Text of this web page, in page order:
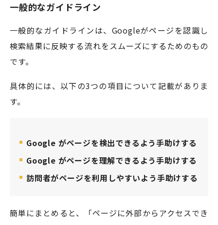
一般的なガイドライン
一般的なガイドラインは、Googleがページを認識し
検索結果に反映する流れをスムーズにするためのもの
です。
具体的には、以下の3つの項目について記載がありま
す。
Google がページを検出できるよう手助けする
Google がページを理解できるよう手助けする
訪問者がページを利用しやすいよう手助けする
簡単にまとめると、「ページに外部からアクセスでき